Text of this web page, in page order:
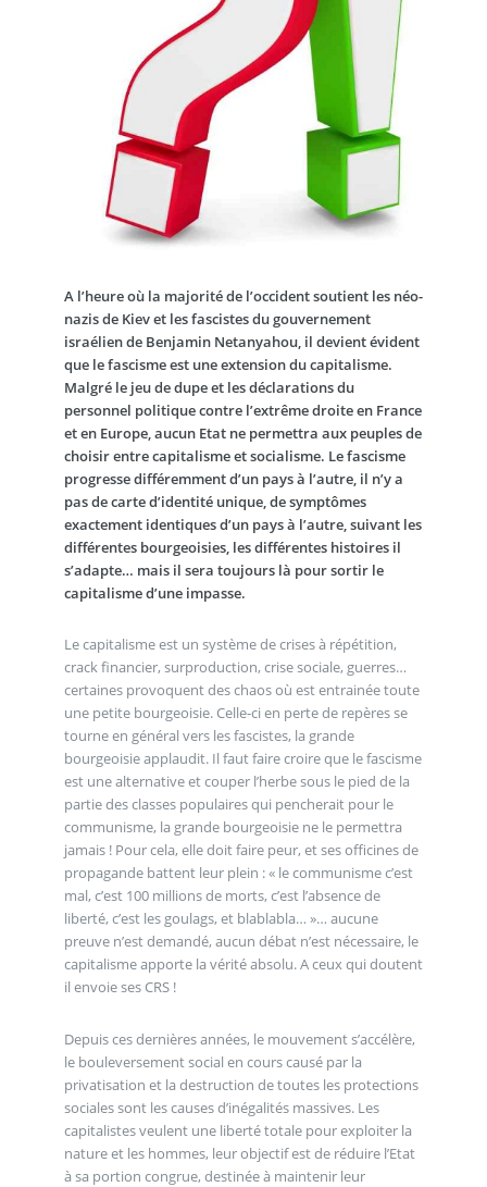
A l’heure où la majorité de l’occident soutient les néo-
nazis de Kiev et les fascistes du gouvernement
israélien de Benjamin Netanyahou, il devient évident
que le fascisme est une extension du capitalisme.
Malgré le jeu de dupe et les déclarations du
personnel politique contre l’extrême droite en France
et en Europe, aucun Etat ne permettra aux peuples de
choisir entre capitalisme et socialisme. Le fascisme
progresse différemment d’un pays à l’autre, il n’y a
pas de carte d’identité unique, de symptômes
exactement identiques d’un pays à l’autre, suivant les
différentes bourgeoisies, les différentes histoires il
s’adapte… mais il sera toujours là pour sortir le
capitalisme d’une impasse.
Le capitalisme est un système de crises à répétition,
crack financier, surproduction, crise sociale, guerres…
certaines provoquent des chaos où est entrainée toute
une petite bourgeoisie. Celle-ci en perte de repères se
tourne en général vers les fascistes, la grande
bourgeoisie applaudit. Il faut faire croire que le fascisme
est une alternative et couper l’herbe sous le pied de la
partie des classes populaires qui pencherait pour le
communisme, la grande bourgeoisie ne le permettra
jamais ! Pour cela, elle doit faire peur, et ses officines de
propagande battent leur plein : « le communisme c’est
mal, c’est 100 millions de morts, c’est l’absence de
liberté, c’est les goulags, et blablabla… »… aucune
preuve n’est demandé, aucun débat n’est nécessaire, le
capitalisme apporte la vérité absolu. A ceux qui doutent
il envoie ses CRS !
Depuis ces dernières années, le mouvement s’accélère,
le bouleversement social en cours causé par la
privatisation et la destruction de toutes les protections
sociales sont les causes d’inégalités massives. Les
capitalistes veulent une liberté totale pour exploiter la
nature et les hommes, leur objectif est de réduire l’Etat
à sa portion congrue, destinée à maintenir leur